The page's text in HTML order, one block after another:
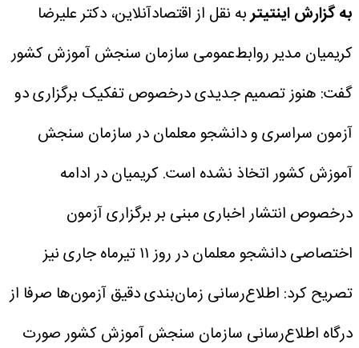
به گزارش اینتیتربه نقل از اقتصادآنلاین، دکتر علیرضا
کریمیان مدیر روابط‌عمومی سازمان سنجش آموزش کشور
گفت: هنوز تصمیم جدیدی درخصوص تفکیک برگزاری دو
آزمون سراسری و دانشجو معلمان در سازمان سنجش
آموزش کشور اتخاذ نشده است.کریمیان در ادامه
درخصوص انتشار اخباری مبنی بر برگزاری آزمون
اختصاصی دانشجو معلمان در روز ۱۱ تیرماه جاری نیز
تصریح کرد: اطلاع‌رسانی زمان‌بندی دقیق آزمون‌ها صرفا از
درگاه اطلاع‌رسانی سازمان سنجش آموزش کشور صورت